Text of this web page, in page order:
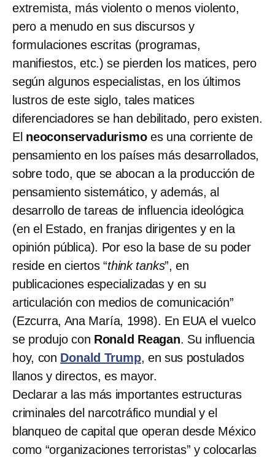
extremista, más violento o menos violento,
pero a menudo en sus discursos y
formulaciones escritas (programas,
manifiestos, etc.) se pierden los matices, pero
según algunos especialistas, en los últimos
lustros de este siglo, tales matices
diferenciadores se han debilitado, pero existen.
El neoconservadurismo es una corriente de
pensamiento en los países más desarrollados,
sobre todo, que se abocan a la producción de
pensamiento sistemático, y además, al
desarrollo de tareas de influencia ideológica
(en el Estado, en franjas dirigentes y en la
opinión pública). Por eso la base de su poder
reside en ciertos “think tanks”, en
publicaciones especializadas y en su
articulación con medios de comunicación”
(Ezcurra, Ana María, 1998). En EUA el vuelco
se produjo con Ronald Reagan. Su influencia
hoy, con Donald Trump, en sus postulados
llanos y directos, es mayor.
Declarar a las más importantes estructuras
criminales del narcotráfico mundial y el
blanqueo de capital que operan desde México
como “organizaciones terroristas” y colocarlas